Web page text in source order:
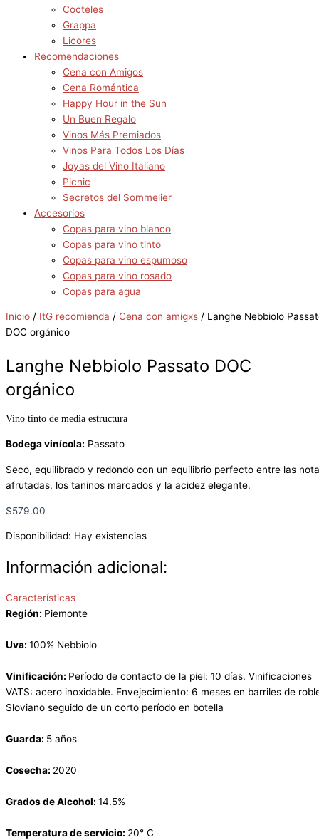
Cocteles
Grappa
Licores
Recomendaciones
Cena con Amigos
Cena Romántica
Happy Hour in the Sun
Un Buen Regalo
Vinos Más Premiados
Vinos Para Todos Los Días
Joyas del Vino Italiano
Picnic
Secretos del Sommelier
Accesorios
Copas para vino blanco
Copas para vino tinto
Copas para vino espumoso
Copas para vino rosado
Copas para agua
Inicio / ItG recomienda / Cena con amigxs / Langhe Nebbiolo
DOC orgánico
Langhe Nebbiolo Passato DOC
orgánico
Vino tinto de media estructura
Bodega vinícola: Passato
Seco, equilibrado y redondo con un equilibrio perfecto entre las
afrutadas, los taninos marcados y la acidez elegante.
$579.00
Disponibilidad: Hay existencias
Información adicional:
Características
Región: Piemonte
Uva: 100% Nebbiolo
Vinificación: Período de contacto de la piel: 10 días. Vinificaciones
VATS: acero inoxidable. Envejecimiento: 6 meses en barriles de
Sloviano seguido de un corto período en botella
Guarda: 5 años
Cosecha: 2020
Grados de Alcohol: 14.5%
Temperatura de servicio: 20° C